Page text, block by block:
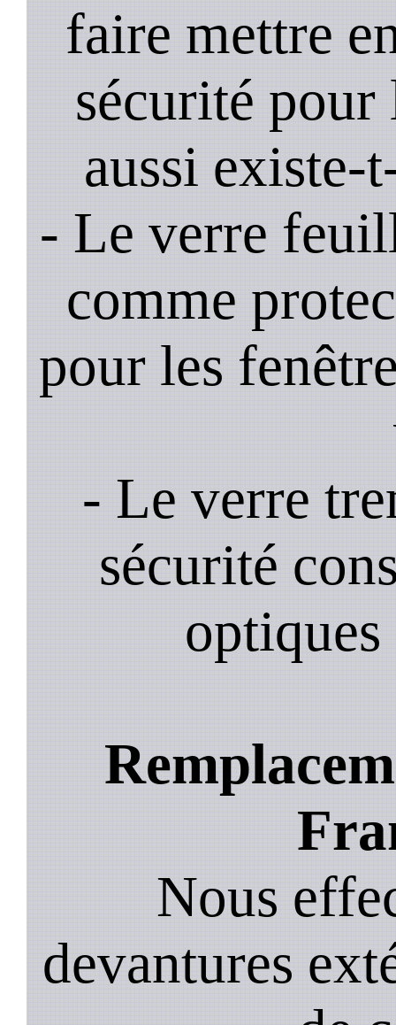
faire mettre
sécurité pour
aussi
- Le verre
comme
pour les
- Le verre
sécurité
optiques
Nous
devantures